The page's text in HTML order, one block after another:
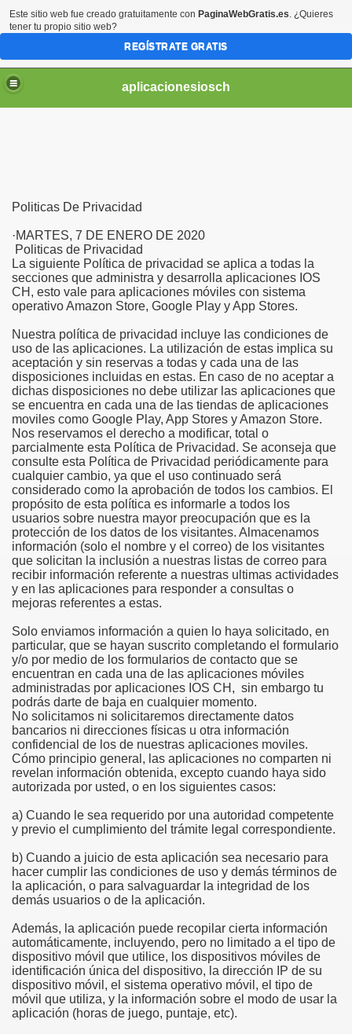
aplicacionesiosch
Politicas De Privacidad
·MARTES, 7 DE ENERO DE 2020
Politicas de Privacidad
La siguiente Política de privacidad se aplica a todas la
secciones que administra y desarrolla aplicaciones IOS
CH, esto vale para aplicaciones móviles con sistema
operativo Amazon Store, Google Play y App Stores.
Nuestra política de privacidad incluye las condiciones de
uso de las aplicaciones. La utilización de estas implica su
aceptación y sin reservas a todas y cada una de las
disposiciones incluidas en estas. En caso de no aceptar a
dichas disposiciones no debe utilizar las aplicaciones que
se encuentra en cada una de las tiendas de aplicaciones
moviles como Google Play, App Stores y Amazon Store.
Nos reservamos el derecho a modificar, total o
parcialmente esta Política de Privacidad. Se aconseja que
consulte esta Política de Privacidad periódicamente para
cualquier cambio, ya que el uso continuado será
considerado como la aprobación de todos los cambios. El
propósito de esta política es informarle a todos los
usuarios sobre nuestra mayor preocupación que es la
protección de los datos de los visitantes. Almacenamos
información (solo el nombre y el correo) de los visitantes
que solicitan la inclusión a nuestras listas de correo para
recibir información referente a nuestras ultimas actividades
y en las aplicaciones para responder a consultas o
mejoras referentes a estas.
Solo enviamos información a quien lo haya solicitado, en
particular, que se hayan suscrito completando el formulario
y/o por medio de los formularios de contacto que se
encuentran en cada una de las aplicaciones móviles
administradas por aplicaciones IOS CH, sin embargo tu
podrás darte de baja en cualquier momento.
No solicitamos ni solicitaremos directamente datos
bancarios ni direcciones físicas u otra información
confidencial de los de nuestras aplicaciones moviles.
Cómo principio general, las aplicaciones no comparten ni
revelan información obtenida, excepto cuando haya sido
autorizada por usted, o en los siguientes casos:
a) Cuando le sea requerido por una autoridad competente
y previo el cumplimiento del trámite legal correspondiente.
b) Cuando a juicio de esta aplicación sea necesario para
hacer cumplir las condiciones de uso y demás términos de
la aplicación, o para salvaguardar la integridad de los
demás usuarios o de la aplicación.
Además, la aplicación puede recopilar cierta información
automáticamente, incluyendo, pero no limitado a el tipo de
dispositivo móvil que utilice, los dispositivos móviles de
identificación única del dispositivo, la dirección IP de su
dispositivo móvil, el sistema operativo móvil, el tipo de
móvil que utiliza, y la información sobre el modo de usar la
aplicación (horas de juego, puntaje, etc).
Este sitio web fue creado gratuitamente con PaginaWebGratis.es. ¿Quieres
tener tu propio sitio web?
REGÍSTRATE GRATIS